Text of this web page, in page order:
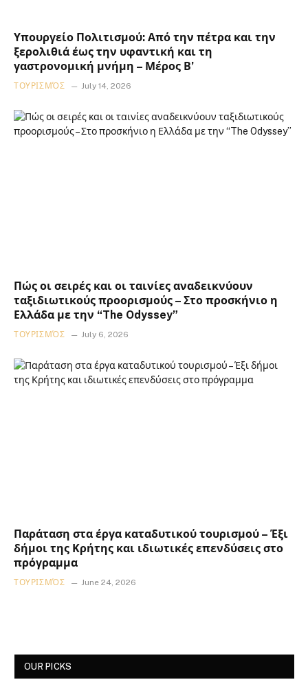
Υπουργείο Πολιτισμού: Από την πέτρα και την
ξερολιθιά έως την υφαντική και τη
γαστρονομική μνήμη – Μέρος Β’
ΤΟΥΡΙΣΜΌΣ July 14, 2026
Πώς οι σειρές και οι ταινίες αναδεικνύουν
ταξιδιωτικούς προορισμούς – Στο προσκήνιο η
Ελλάδα με την “The Odyssey”
ΤΟΥΡΙΣΜΌΣ July 6, 2026
Παράταση στα έργα καταδυτικού τουρισμού – Έξι
δήμοι της Κρήτης και ιδιωτικές επενδύσεις στο
πρόγραμμα
ΤΟΥΡΙΣΜΌΣ June 24, 2026
OUR PICKS